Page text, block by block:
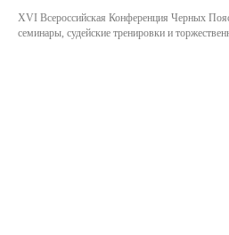
XVI Всероссийская Конференция Черных
семинары, судейские тренировки и